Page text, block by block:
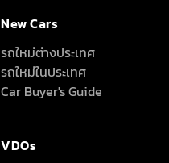
New Cars
รถใหม่ต่างประเทศ
รถใหม่ในประเทศ
Car Buyer's Guide
VDOs